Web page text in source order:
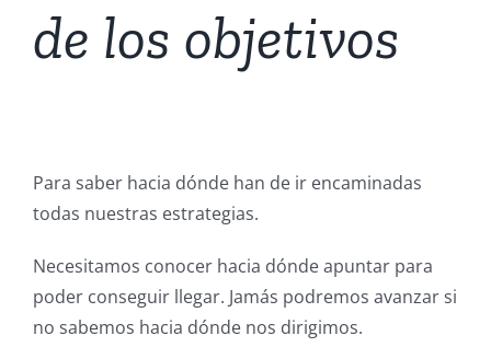
de los objetivos
Para saber hacia dónde han de ir encaminadas
todas nuestras estrategias.
Necesitamos conocer hacia dónde apuntar para
poder conseguir llegar. Jamás podremos avanzar si
no sabemos hacia dónde nos dirigimos.